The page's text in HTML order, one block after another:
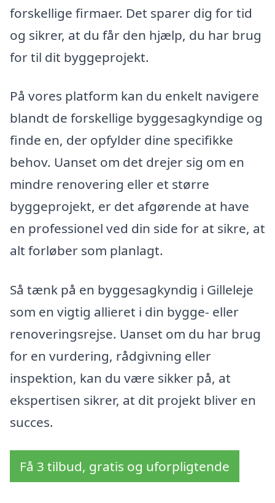
forskellige firmaer. Det sparer dig for tid
og sikrer, at du får den hjælp, du har brug
for til dit byggeprojekt.
På vores platform kan du enkelt navigere
blandt de forskellige byggesagkyndige og
finde en, der opfylder dine specifikke
behov. Uanset om det drejer sig om en
mindre renovering eller et større
byggeprojekt, er det afgørende at have
en professionel ved din side for at sikre, at
alt forløber som planlagt.
Så tænk på en byggesagkyndig i Gilleleje
som en vigtig allieret i din bygge- eller
renoveringsrejse. Uanset om du har brug
for en vurdering, rådgivning eller
inspektion, kan du være sikker på, at
ekspertisen sikrer, at dit projekt bliver en
succes.
Få 3 tilbud, gratis og uforpligtende